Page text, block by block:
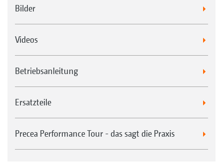
Bilder
Videos
Betriebsanleitung
Ersatzteile
Precea Performance Tour - das sagt die Praxis